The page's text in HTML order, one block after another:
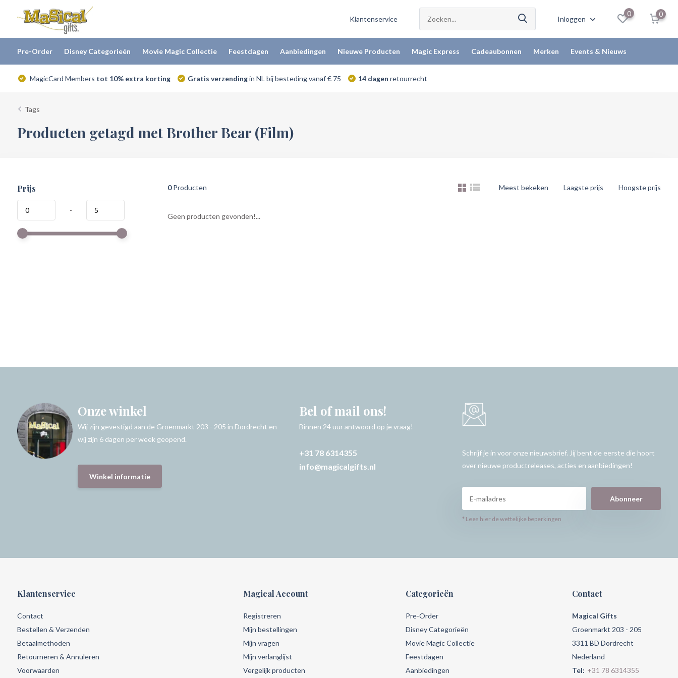
Klantenservice Inloggen
0 0
Pre-Order Disney Categorieën Movie Magic Collectie Feestdagen Aanbiedingen Nieuwe Producten Magic Express Cadeaubonnen Merken Events & Nieuws
MagicCard Members tot 10% extra korting Gratis verzendingin NL bij besteding vanaf € 75 14 dagen retourrecht
Tags
Producten getagd met Brother Bear (Film)
Prijs
-
0Producten Meest bekeken Laagste prijs Hoogste prijs
Geen producten gevonden!...
Onze winkel
Wij zijn gevestigd aan de Groenmarkt 203 - 205 in Dordrecht en
wij zijn 6 dagen per week geopend.
Winkel informatie
Bel of mail ons!
Binnen 24 uur antwoord op je vraag!
+31 78 6314355
info@magicalgifts.nl
Schrijf je in voor onze nieuwsbrief. Jij bent de eerste die hoort
over nieuwe productreleases, acties en aanbiedingen!
Abonneer
* Lees hier de wettelijke beperkingen
Klantenservice
Contact
Bestellen & Verzenden
Betaalmethoden
Retourneren & Annuleren
Voorwaarden
Magical Account
Registreren
Mijn bestellingen
Mijn vragen
Mijn verlanglijst
Vergelijk producten
Categorieën
Pre-Order
Disney Categorieën
Movie Magic Collectie
Feestdagen
Aanbiedingen
Contact
Magical Gifts
Groenmarkt 203 - 205
3311 BD Dordrecht
Nederland
Tel: +31 78 6314355